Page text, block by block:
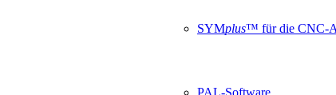
SYMplus™ für die CNC-